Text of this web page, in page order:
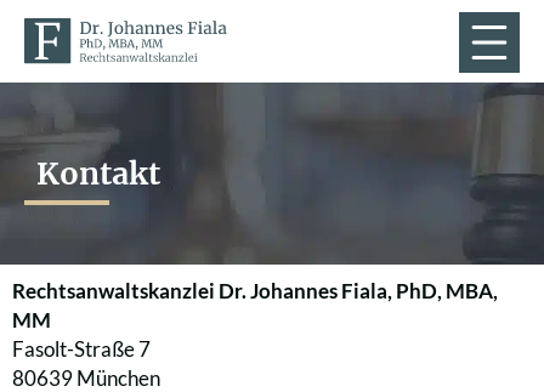
Kontakt
Rechtsanwaltskanzlei Dr. Johannes Fiala, PhD, MBA,
MM
Fasolt-Straße 7
80639 München